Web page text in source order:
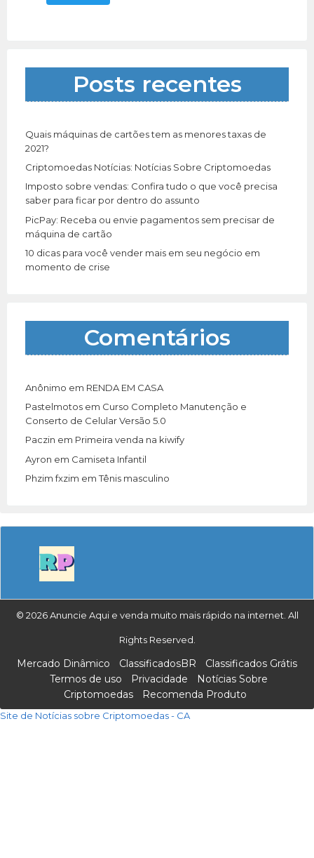
q
a
p
r
:
Posts recentes
Quais máquinas de cartões tem as menores taxas de
2021?
Criptomoedas Notícias: Notícias Sobre Criptomoedas
Imposto sobre vendas: Confira tudo o que você precisa
saber para ficar por dentro do assunto
PicPay: Receba ou envie pagamentos sem precisar de
máquina de cartão
10 dicas para você vender mais em seu negócio em
momento de crise
Comentários
Anônimo em RENDA EM CASA
Pastelmotos em Curso Completo Manutenção e
Conserto de Celular Versão 5.0
Paczin em Primeira venda na kiwify
Ayron em Camiseta Infantil
Phzim fxzim emTênis masculino
© 2026 Anuncie Aqui e venda muito mais rápido na internet. All
Rights Reserved.
Mercado Dinâmico ClassificadosBR
Classificados Grátis
Termos de uso
Privacidade
Notícias Sobre
Criptomoedas
Recomenda Produto
Site de Notícias sobre Criptomoedas - CA